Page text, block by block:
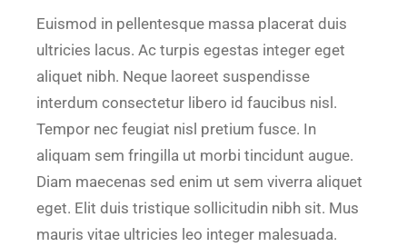
Euismod in pellentesque massa placerat duis
ultricies lacus. Ac turpis egestas integer eget
aliquet nibh. Neque laoreet suspendisse
interdum consectetur libero id faucibus nisl.
Tempor nec feugiat nisl pretium fusce. In
aliquam sem fringilla ut morbi tincidunt augue.
Diam maecenas sed enim ut sem viverra aliquet
eget. Elit duis tristique sollicitudin nibh sit. Mus
mauris vitae ultricies leo integer malesuada.